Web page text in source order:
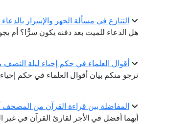
التنازع في مسألة الجهر والإسرار
هل الدعاء للميت بعد دفنه يكون سرًّا؟ أم
أقوال العلماء في حكم إحياء ليلة
نرجو منكم بيان أقوال العلماء في حكم
المفاضلة بين قراءة القرآن من المصحف
أيهما أفضل في الأجر لقارئ القرآن في